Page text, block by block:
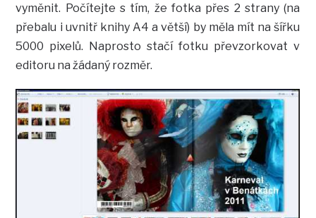
vyměnit. Počítejte s tím, že fotka přes 2 strany (na
přebalu i uvnitř knihy A4 a větší) by měla mít na šířku
5000 pixelů. Naprosto stačí fotku převzorkovat v
editoru na žádaný rozměr.